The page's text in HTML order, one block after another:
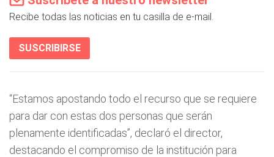
Recibe todas las noticias en tu casilla de e-mail.
SUSCRIBIRSE
“Estamos apostando todo el recurso que se requiere
para dar con estas dos personas que serán
plenamente identificadas”, declaró el director,
destacando el compromiso de la institución para